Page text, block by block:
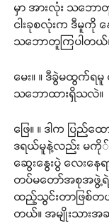
မှာ အားလုံး သဘေ
ငါးခုစလုံးက ဒီမူ
သဘောတူကြပါတယ်
မေး။ ။ ဒီခွဲမထွက်
သဘောထားရှိသလဲ။
ဖြေ။ ။ ဒါက ပြ
ဒရယ်မူနဲ့လည်း မကို်
ဆွေးနွေးပွဲ လေးန
တပ်မတော်အစုအဖွဲ့ရဲ့
ထည့်သွင်းတာဖြစ်တ
တယ်။ အမျိုးသားအ